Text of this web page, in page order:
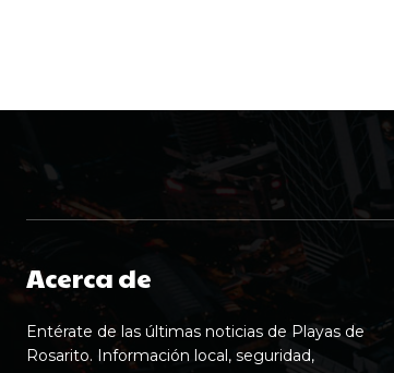
Acerca de
Entérate de las últimas noticias de Playas de
Rosarito. Información local, seguridad,